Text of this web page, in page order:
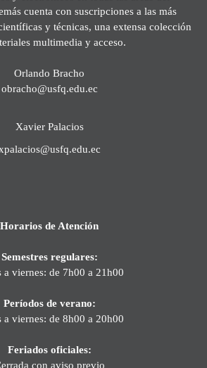
cuenta con suscripciones a las más
y técnicas, una extensa colección
multimedia y acceso.
Orlando Bracho
obracho@usfq.edu.ec
Xavier Palacios
Horarios de Atención
Semestres regulares:
a viernes: de 7h00 a 21h00
Períodos de verano:
a viernes: de 8h00 a 20h00
Feriados oficiales:
con aviso previo